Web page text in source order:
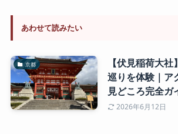
あわせて読みたい
京都
【伏見稲荷大
巡りを体験｜ア
見どころ完全ガ
2026年6月12日